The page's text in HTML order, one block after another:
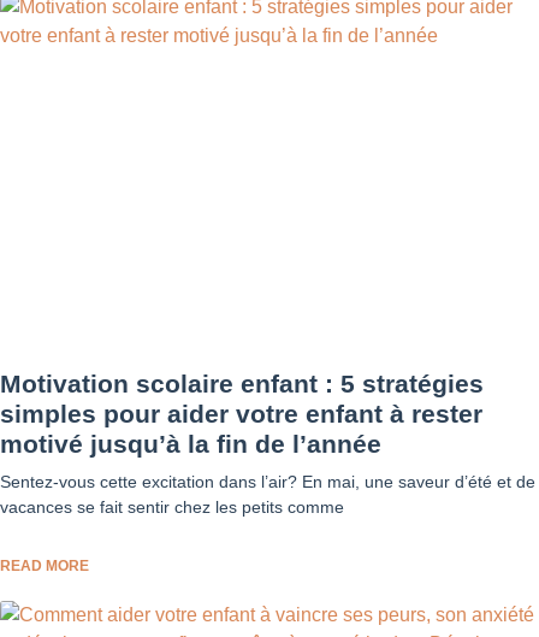
Motivation scolaire enfant : 5 stratégies
simples pour aider votre enfant à rester
motivé jusqu’à la fin de l’année
Sentez-vous cette excitation dans l’air? En mai, une saveur d’été et de
vacances se fait sentir chez les petits comme
READ MORE